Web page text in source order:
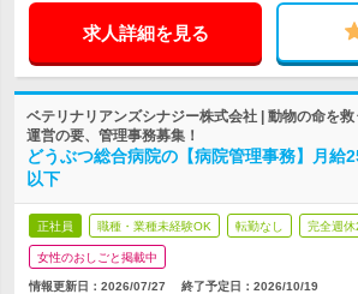
求人詳細を見る
ベテリナリアンズシナジー株式会社 | 動物の命を
運営の要、管理事務募集！
どうぶつ総合病院の【病院管理事務】月給
以下
正社員 職種・業種未経験OK 転勤なし 完全週休
女性のおしごと掲載中
情報更新日：2026/07/27 終了予定日： 2026/10/19